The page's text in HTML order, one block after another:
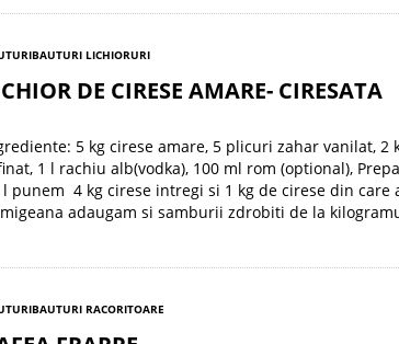
BAUTURI LICHIORURI
DE CIRESE AMARE- CIRESATA
5 kg cirese amare, 5 plicuri zahar vanilat, 2
1 l rachiu alb(vodka), 100 ml rom (optional),
l punem 4 kg cirese intregi si 1 kg de cirese din
adaugam si samburii zdrobiti de la
BAUTURI RACORITOARE